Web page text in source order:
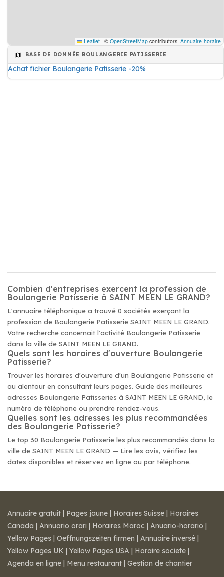
Leaflet | © OpenStreetMap contributors, Annuaire-horaire
BASE DE DONNÉE BOULANGERIE PATISSERIE
Achat fichier Boulangerie Patisserie -20%
Combien d'entreprises exercent la profession de
Boulangerie Patisserie à SAINT MEEN LE GRAND?
L'annuaire téléphonique a trouvé 0 sociétés exerçant la
profession de Boulangerie Patisserie SAINT MEEN LE GRAND.
Votre recherche concernait l'activité Boulangerie Patisserie
dans la ville de SAINT MEEN LE GRAND.
Quels sont les horaires d'ouverture Boulangerie
Patisserie?
Trouver les horaires d'ouverture d'un Boulangerie Patisserie et
au alentour en consultant leurs pages. Guide des meilleures
adresses Boulangerie Patisseries à SAINT MEEN LE GRAND, le
numéro de téléphone ou prendre rendez-vous.
Quelles sont les adresses les plus recommandées
des Boulangerie Patisserie?
Le top 30 Boulangerie Patisserie les plus recommandés dans la
ville de SAINT MEEN LE GRAND — Lire les avis, vérifiez les
dates disponibles et réservez en ligne ou par téléphone.
Annuaire gratuit | Pages jaune | Horaires Suisse | Horaires
Canada | Annuario orari | Horaires Maroc | Anuario-horario |
Yellow Pages | Oeffnungszeiten firmen | Annuaire inversé |
Yellow Pages UK | Yellow Pages USA | Horaire societe |
Agenda en ligne | Menu restaurant | Gestion de chantier